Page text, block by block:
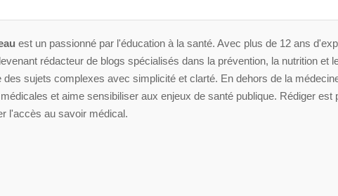
est un passionné par l'éducation à la santé. Avec plus de 12 ans
rédacteur de blogs spécialisés dans la prévention, la nutrition et
des sujets complexes avec simplicité et clarté. En dehors de la
et aime sensibiliser aux enjeux de santé publique. Rédiger est
l'accès au savoir médical.